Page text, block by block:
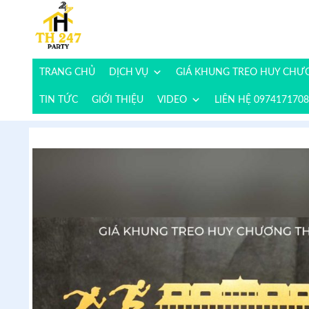
TRANG CHỦ DỊCH VỤ GIÁ KHUNG TREO HUY
TIN TỨC GIỚI THIỆU VIDEO LIÊN HỆ 0974171708